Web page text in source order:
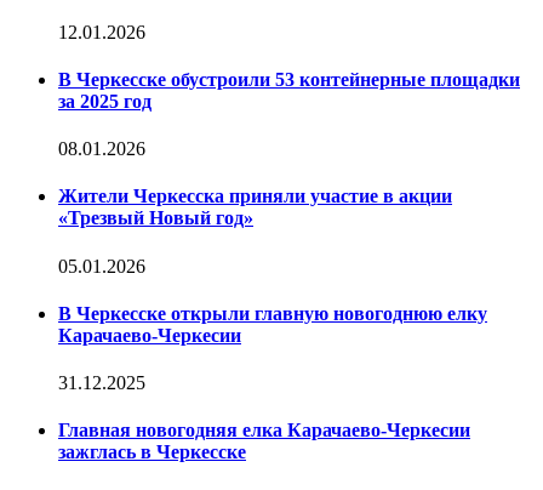
12.01.2026
В Черкесске обустроили 53 контейнерные площадки
за 2025 год
08.01.2026
Жители Черкесска приняли участие в акции
«Трезвый Новый год»
05.01.2026
В Черкесске открыли главную новогоднюю елку
Карачаево-Черкесии
31.12.2025
Главная новогодняя елка Карачаево-Черкесии
зажглась в Черкесске